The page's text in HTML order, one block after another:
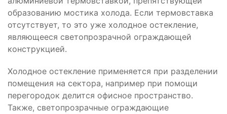
образованию мостика холода. Если термовставка
отсутствует, то это уже холодное остекление,
являющееся светопрозрачной ограждающей
конструкцией.
Холодное остекление применяется при разделении
помещения на сектора, например при помощи
перегородок делится офисное пространство.
Также, светопрозрачные ограждающие